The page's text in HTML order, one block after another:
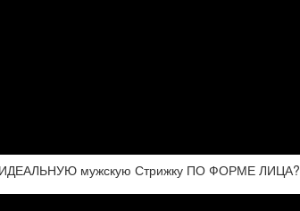
мужскую Стрижку ПО ФОРМЕ ЛИЦА?